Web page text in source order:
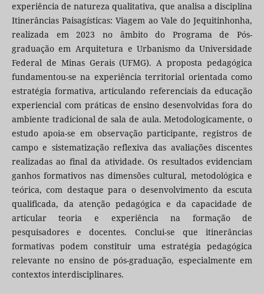
experiência de natureza qualitativa, que analisa a disciplina
Itinerâncias Paisagísticas: Viagem ao Vale do Jequitinhonha,
realizada em 2023 no âmbito do Programa de Pós-
graduação em Arquitetura e Urbanismo da Universidade
Federal de Minas Gerais (UFMG). A proposta pedagógica
fundamentou-se na experiência territorial orientada como
estratégia formativa, articulando referenciais da educação
experiencial com práticas de ensino desenvolvidas fora do
ambiente tradicional de sala de aula. Metodologicamente, o
estudo apoia-se em observação participante, registros de
campo e sistematização reflexiva das avaliações discentes
realizadas ao final da atividade. Os resultados evidenciam
ganhos formativos nas dimensões cultural, metodológica e
teórica, com destaque para o desenvolvimento da escuta
qualificada, da atenção pedagógica e da capacidade de
articular teoria e experiência na formação de
pesquisadores e docentes. Conclui-se que itinerâncias
formativas podem constituir uma estratégia pedagógica
relevante no ensino de pós-graduação, especialmente em
contextos interdisciplinares.